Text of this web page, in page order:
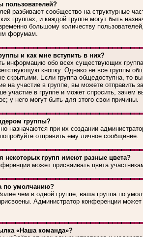
пользователей?
разбивают сообщество на структурные
группах, и каждой группе могут быть
большому количеству
форумам.
и как мне вступить в них?
информацию обо всех существующих
кнопку. Однако не все группы
скрытыми. Если группа общедоступна, то
на участие в группе, вы можете
участие в группе и может спросить, зачем
у него могут быть для этого свои причины.
группы?
назначаются при их создании
отправить ему личное сообщение.
некоторых групп имеют разные цвета?
может присваивать цвета
по умолчанию?
чем в одной группе, ваша группа по
Администратор конференции
«Наша команда»?